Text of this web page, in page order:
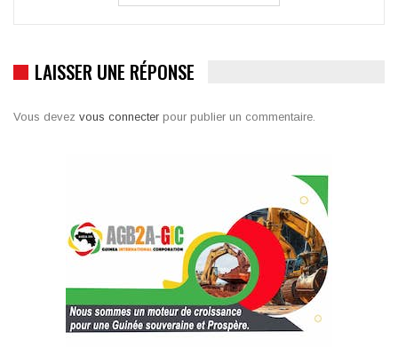
LAISSER UNE RÉPONSE
Vous devez vous connecter pour publier un commentaire.